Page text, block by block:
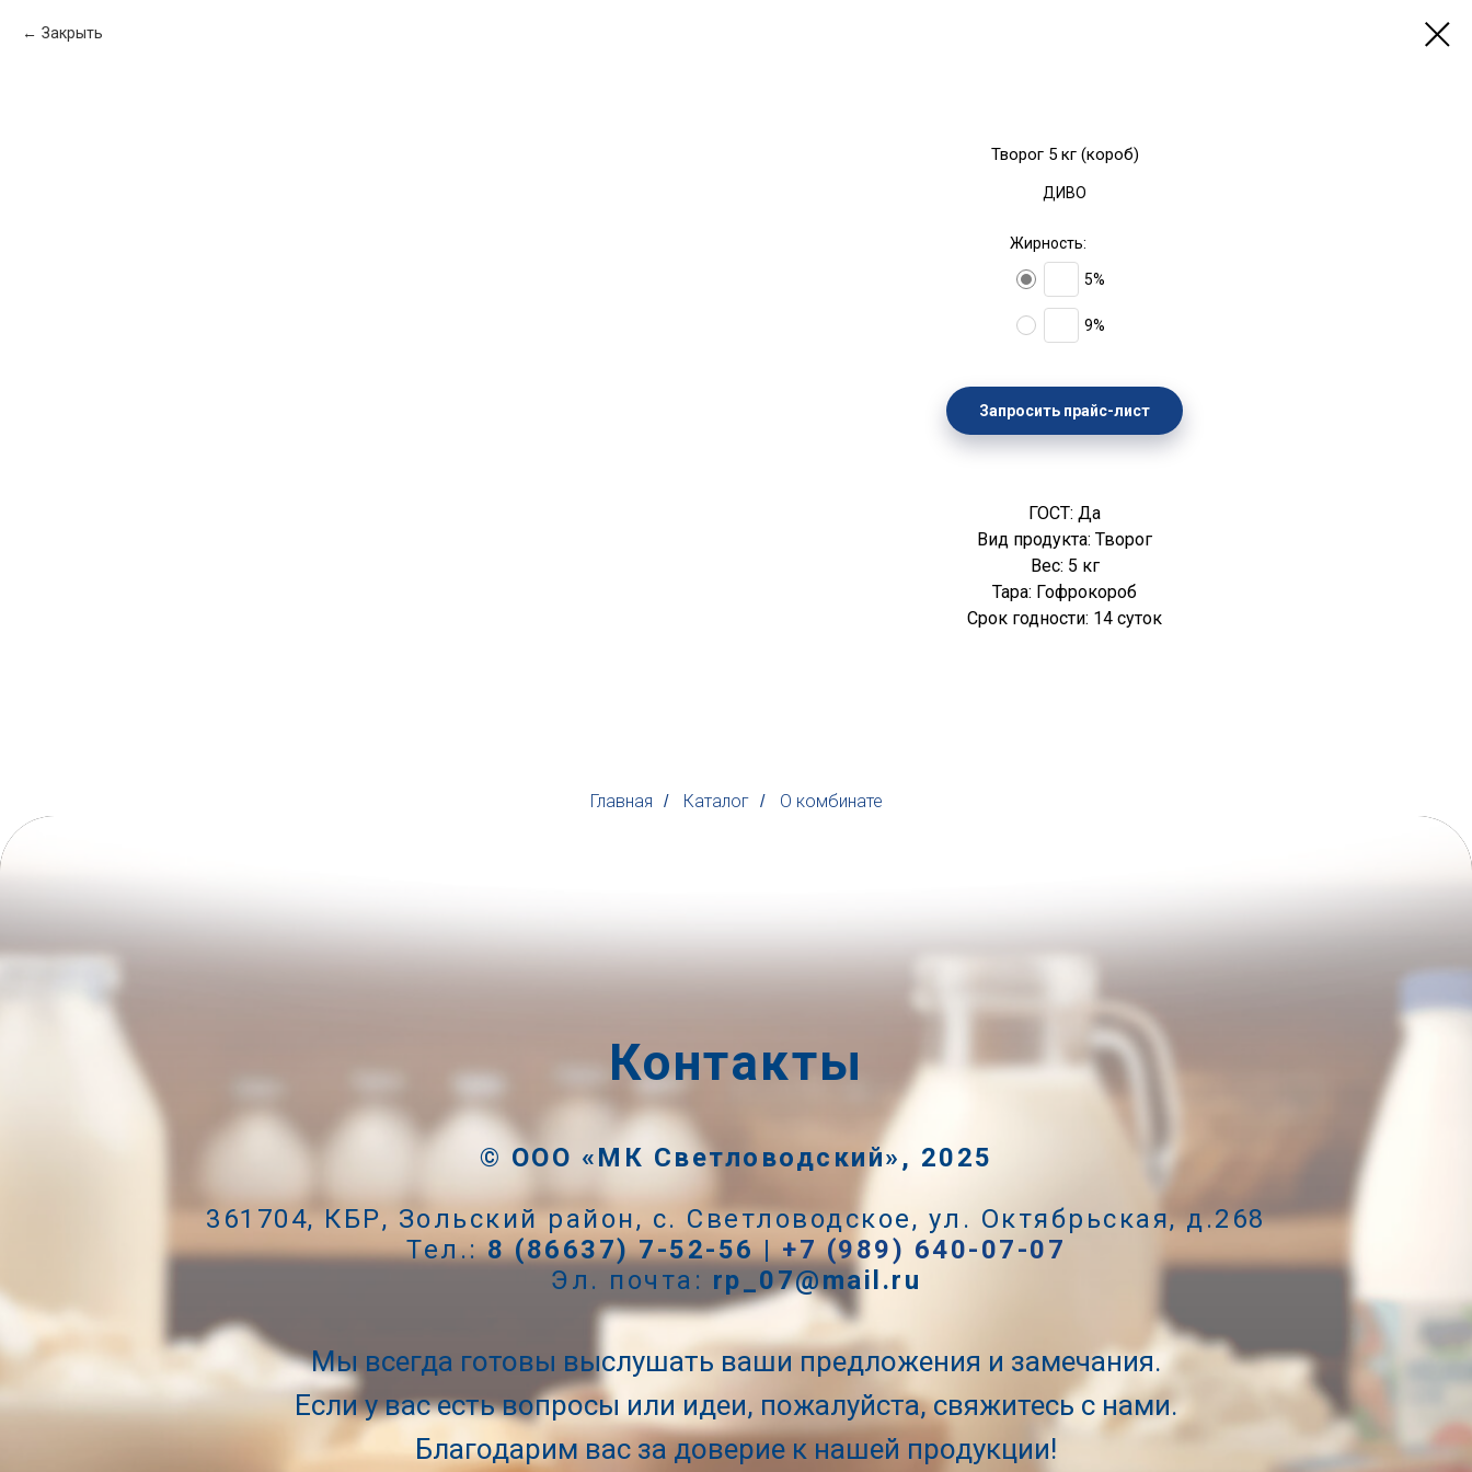
Закрыть
Творог 5 кг (короб)
ДИВО
Жирность:
5%
9%
Запросить прайс-лист
ГОСТ: Да
Вид продукта: Творог
Вес: 5 кг
Тара: Гофрокороб
Срок годности: 14 суток
Главная / Каталог / О комбинате
Контакты
© ООО «МК Светловодский», 2025
361704, КБР, Зольский район, с. Светловодское, ул. Октябрьская, д.268
Тел.:8 (86637) 7-52-56 |+7 (989) 640-07-07
Эл. почта: rp_07@mail.ru
Мы всегда готовы выслушать ваши предложения и замечания.
Если у вас есть вопросы или идеи, пожалуйста, свяжитесь с нами.
Благодарим вас за доверие к нашей продукции!